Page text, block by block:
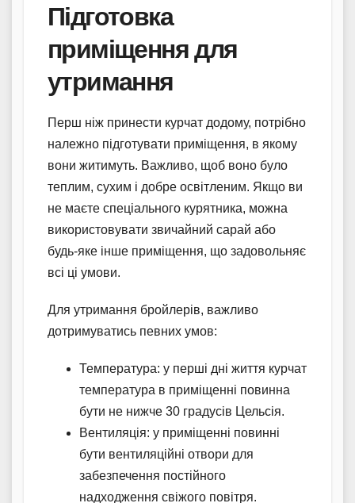
Підготовка
приміщення для
утримання
Перш ніж принести курчат додому, потрібно
належно підготувати приміщення, в якому
вони житимуть. Важливо, щоб воно було
теплим, сухим і добре освітленим. Якщо ви
не маєте спеціального курятника, можна
використовувати звичайний сарай або
будь-яке інше приміщення, що задовольняє
всі ці умови.
Для утримання бройлерів, важливо
дотримуватись певних умов:
Температура: у перші дні життя курчат
температура в приміщенні повинна
бути не нижче 30 градусів Цельсія.
Вентиляція: у приміщенні повинні
бути вентиляційні отвори для
забезпечення постійного
надходження свіжого повітря.